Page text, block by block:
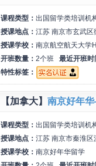
课程类型： 出国留学类培训机
授课地点： 江苏 南京市玄武
授课学校： 南京航空航天大学
开班数量： 2个班 最近开班时
特性标签：
【加拿大】 南京好年
课程类型： 出国留学类培训机
授课地点： 江苏 南京市秦淮
授课学校： 南京好年华留学